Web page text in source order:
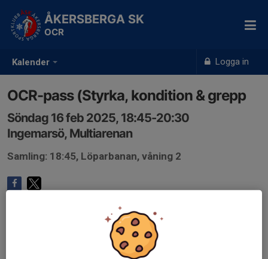
Kalender Logga in
ÅKERSBERGA SK
OCR
OCR-pass (Styrka, kondition & grepp
Söndag 16 feb 2025, 18:45-20:30
Ingemarsö, Multiarenan
Samling: 18:45, Löparbanan, våning 2